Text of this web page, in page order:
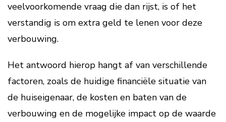
veelvoorkomende vraag die dan rijst, is of het
verstandig is om extra geld te lenen voor deze
verbouwing.
Het antwoord hierop hangt af van verschillende
factoren, zoals de huidige financiële situatie van
de huiseigenaar, de kosten en baten van de
verbouwing en de mogelijke impact op de waarde